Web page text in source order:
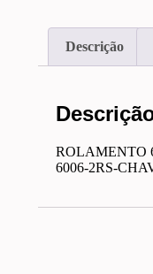
Descrição
ROLAMENTO
6006-2RS-